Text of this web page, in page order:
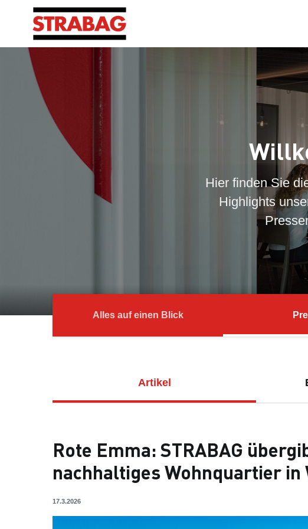
Hier finden Sie
Highlights
Alles auf einen Blick
Artikel
Rote Emma: STRABAG
nachhaltiges Wohnquartier in
17.3.2026